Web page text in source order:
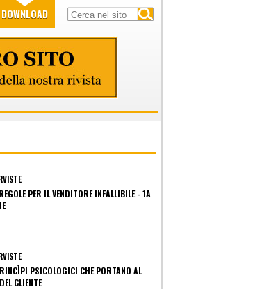
DOWNLOAD
PER IL VENDITORE INFALLIBILE - 1A
PSICOLOGICI CHE PORTANO AL
CLIENTE